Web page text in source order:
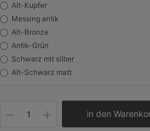
Alt-Kupfer
Messing antik
Alt-Bronze
Antik-Grün
Schwarz mit silber
Alt-Schwarz matt
Produkt Anzahl:
in den